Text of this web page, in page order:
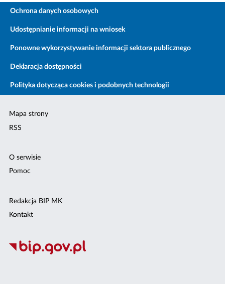
Ochrona danych osobowych
Udostępnianie informacji na wniosek
Ponowne wykorzystywanie informacji sektora publicznego
Deklaracja dostępności
Polityka dotycząca cookies i podobnych technologii
Mapa strony
RSS
O serwisie
Pomoc
Redakcja BIP MK
Kontakt